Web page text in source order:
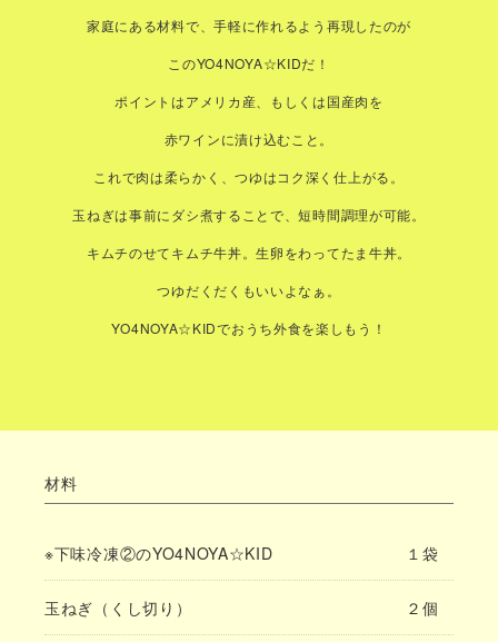
家庭にある材料で、手軽に作れるよう再現したのが
このYO4NOYA☆KIDだ！
ポイントはアメリカ産、もしくは国産肉を
赤ワインに漬け込むこと。
これで肉は柔らかく、つゆはコク深く仕上がる。
玉ねぎは事前にダシ煮することで、短時間調理が可能。
キムチのせてキムチ牛丼。生卵をわってたま牛丼。
つゆだくだくもいいよなぁ。
YO4NOYA☆KIDでおうち外食を楽しもう！
材料
※下味冷凍②のYO4NOYA☆KID １袋
玉ねぎ（くし切り） ２個